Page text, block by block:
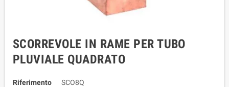
SCORREVOLE IN RAME PER TUBO
PLUVIALE QUADRATO
Riferimento
SCO8Q